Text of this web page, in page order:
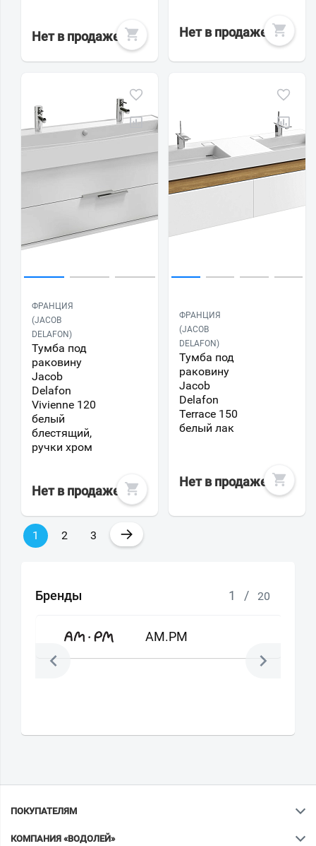
Нет в продаже Нет в продаже
ФРАНЦИЯ
(JACOB
DELAFON)
Тумба под
раковину
Jacob
Delafon
Vivienne 120
белый
блестящий,
ручки хром
Нет в продаже
ФРАНЦИЯ
(JACOB
DELAFON)
Тумба под
раковину
Jacob
Delafon
Terrace 150
белый лак
Нет в продаже
1 2 3 →
Бренды 1 / 20
AM.PM
ПОКУПАТЕЛЯМ
КОМПАНИЯ «ВОДОЛЕЙ»